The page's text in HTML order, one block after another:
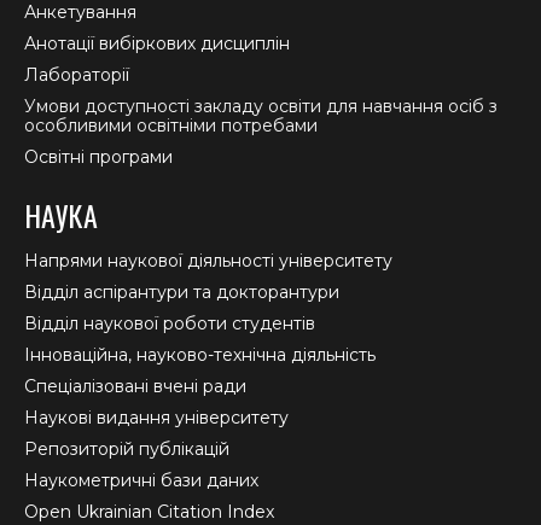
Анкетування
Анотації вибіркових дисциплін
Лабораторії
Умови доступності закладу освіти для навчання осіб з
особливими освітніми потребами
Освітні програми
НАУКА
Напрями наукової діяльності університету
Відділ аспірантури та докторантури
Відділ наукової роботи студентів
Інноваційна, науково-технічна діяльність
Спеціалізовані вчені ради
Наукові видання університету
Репозиторій публікацій
Наукометричні бази даних
Open Ukrainian Citation Index